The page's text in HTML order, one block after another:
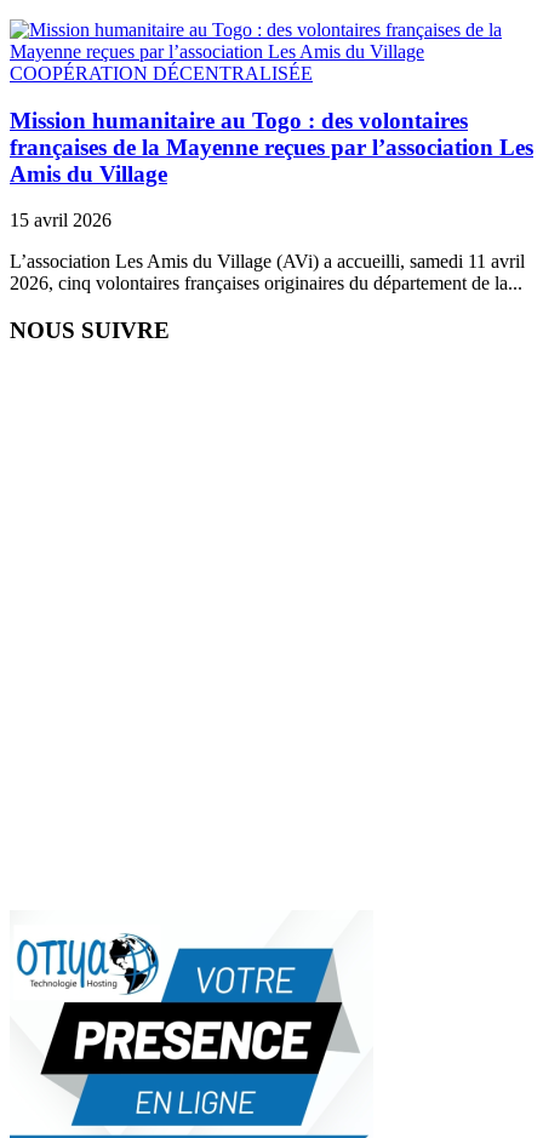
COOPÉRATION DÉCENTRALISÉE
Mission humanitaire au Togo : des volontaires
françaises de la Mayenne reçues par l’association Les
Amis du Village
15 avril 2026
L’association Les Amis du Village (AVi) a accueilli, samedi 11 avril
2026, cinq volontaires françaises originaires du département de la...
NOUS SUIVRE